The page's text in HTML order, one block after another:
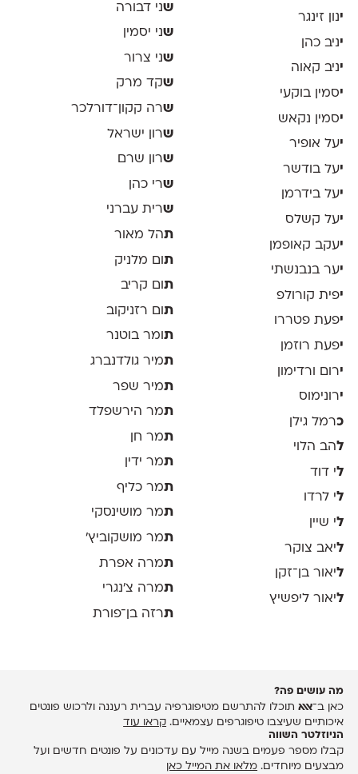
ינון זינגר
יניב כהן
יניב קאוה
יסמין בוקעי
יסמין נקאש
יעל אופיר
יעל בודשר
יעל בידרמן
יעל קשלס
יעקב קאופמן
יער בנבנשתי
יפית קורולפ
יפעת פטררו
יפעת רוזמן
ירום ורדימון
ירונימוס
כרמל גילן
להב הלוי
לי דוד
לי לרדו
לי שיין
ליאב צוקר
ליאור בן־זקן
ליאור ליפשיץ
שני דבורה
שני יסמין
שני צרור
שקד מרק
שרה קקון־דורלכר
שרון ישראל
שרון שרם
שרי כהן
שרית עברני
תהל מאור
תום מלניק
ת ום קריב
ת ום רזניקוב
תומר בוטנר
תמיר גולדנברג
תמיר שפר
תמר הירשפלד
תמר חן
תמר ידין
תמר כליף
תמר מושינסקי
תמר מושקוביץ'
תמרה אפרת
תמרה צ׳נגרי
תרזה בן־פורת
מה עושים פה?
כאן ב־אאאתוכלו להתרשם מטיפוגרפיה עברית רעננה ולרכוש פונטים
איכותיים שעיצבו טיפוגרפים עצמאיים. קראו עוד
הניוזלטר השווה
קבלו מספר פעמים בשנה מייל עם עדכונים על פונטים חדשים ועל
מבצעים מיוחדים. מלאו את המייל כאן